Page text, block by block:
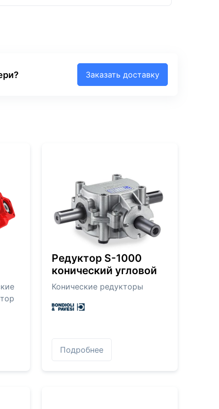
Заказать доставку
Редуктор S-1000
конический угловой
Конические редукторы
Подробнее